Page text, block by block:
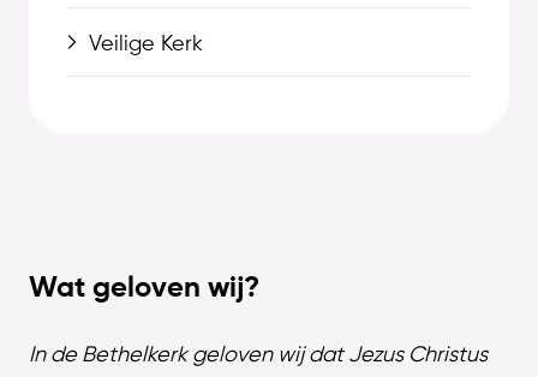
Veilige Kerk
Wat geloven wij?
In de Bethelkerkgeloven wij dat Jezus Christus